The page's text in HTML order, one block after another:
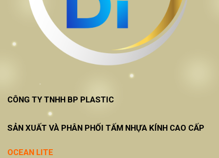
CÔNG TY TNHH BP PLASTIC
SẢN XUẤT VÀ PHÂN PHỐI TẤM NHỰA KÍNH CAO CẤP
OCEAN LITE